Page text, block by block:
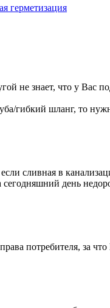
герметизация
не знает, что у Вас
гибкий шланг, то
сливная в
день
потребителя, за